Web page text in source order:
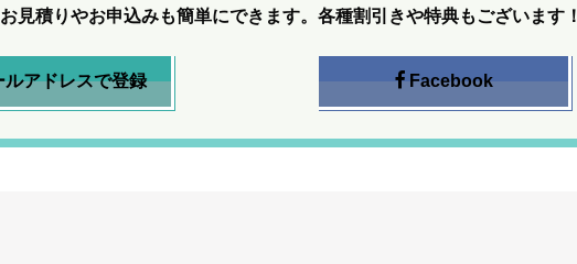
見積りやお申込みも簡単にできます。各種割引きや特典もございます！
ルアドレスで登録 Facebook